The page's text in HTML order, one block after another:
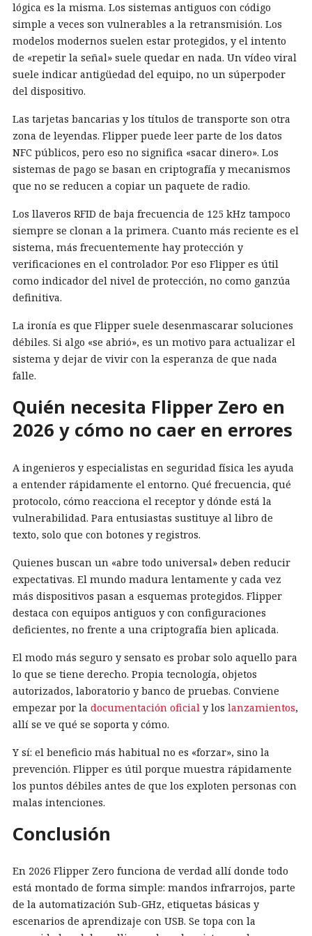
lógica es la misma. Los sistemas antiguos con código
simple a veces son vulnerables a la retransmisión. Los
modelos modernos suelen estar protegidos, y el intento
de «repetir la señal» suele quedar en nada. Un vídeo viral
suele indicar antigüedad del equipo, no un súperpoder
del dispositivo.
Las tarjetas bancarias y los títulos de transporte son otra
zona de leyendas. Flipper puede leer parte de los datos
NFC públicos, pero eso no significa «sacar dinero». Los
sistemas de pago se basan en criptografía y mecanismos
que no se reducen a copiar un paquete de radio.
Los llaveros RFID de baja frecuencia de 125 kHz tampoco
siempre se clonan a la primera. Cuanto más reciente es el
sistema, más frecuentemente hay protección y
verificaciones en el controlador. Por eso Flipper es útil
como indicador del nivel de protección, no como ganzúa
definitiva.
La ironía es que Flipper suele desenmascarar soluciones
débiles. Si algo «se abrió», es un motivo para actualizar el
sistema y dejar de vivir con la esperanza de que nada
falle.
Quién necesita Flipper Zero en
2026 y cómo no caer en errores
A ingenieros y especialistas en seguridad física les ayuda
a entender rápidamente el entorno. Qué frecuencia, qué
protocolo, cómo reacciona el receptor y dónde está la
vulnerabilidad. Para entusiastas sustituye al libro de
texto, solo que con botones y registros.
Quienes buscan un «abre todo universal» deben reducir
expectativas. El mundo madura lentamente y cada vez
más dispositivos pasan a esquemas protegidos. Flipper
destaca con equipos antiguos y con configuraciones
deficientes, no frente a una criptografía bien aplicada.
El modo más seguro y sensato es probar solo aquello para
lo que se tiene derecho. Propia tecnología, objetos
autorizados, laboratorio y banco de pruebas. Conviene
empezar por la documentación oficial y los lanzamientos,
allí se ve qué se soporta y cómo.
Y sí: el beneficio más habitual no es «forzar», sino la
prevención. Flipper es útil porque muestra rápidamente
los puntos débiles antes de que los exploten personas con
malas intenciones.
Conclusión
En 2026 Flipper Zero funciona de verdad allí donde todo
está montado de forma simple: mandos infrarrojos, parte
de la automatización Sub-GHz, etiquetas básicas y
escenarios de aprendizaje con USB. Se topa con la